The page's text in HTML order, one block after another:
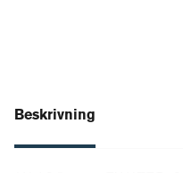
Beskrivning